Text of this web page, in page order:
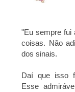
"Eu sempre fui
coisas. Não
dos sinais.
Daí que isso
Esse